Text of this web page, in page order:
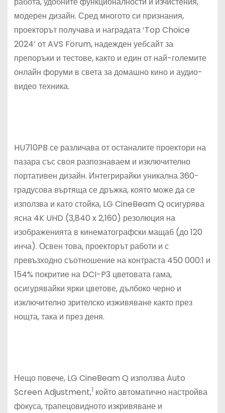
модерен дизайн. Сред многото си признания,
проекторът получава и наградата ‘Top Choice
2024’ от AVS Forum, надежден уебсайт за
препоръки и тестове, както и един от най-големите
онлайн форуми в света за домашно кино и аудио-
видео техника.
HU710PB се различава от останалите проектори на
пазара със своя разпознаваем и изключително
портативен дизайн. Интегрирайки уникална 360-
градусова въртяща се дръжка, която може да се
използва и като стойка, LG CineBeam Q осигурява
ясна 4K UHD (3,840 x 2,160) резолюция на
изображенията в кинематографски мащаб (до 120
инча). Освен това, проекторът работи и с
превъзходно съотношение на контраста 450 000:1 и
154% покритие на DCI-P3 цветовата гама,
осигурявайки ярки цветове, дълбоко черно и
изключително зрителско изживяване както през
нощта, така и през деня.
Нещо повече, LG CineBeam Q използва Auto
Screen Adjustment,1 който автоматично настройва
фокуса, трапецовидното изкривяване и